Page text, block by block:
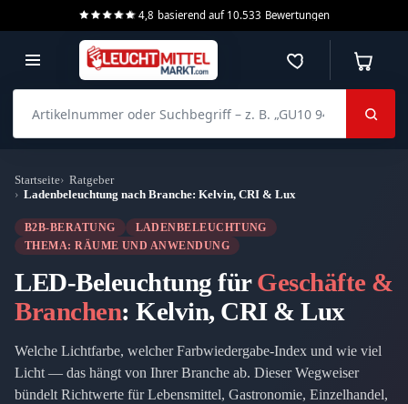
4,8 basierend auf 10.533 Bewertungen
Merkzettel
Startseite
Ratgeber
Ladenbeleuchtung nach Branche: Kelvin, CRI & Lux
B2B-BERATUNG
LADENBELEUCHTUNG
THEMA: RÄUME UND ANWENDUNG
LED-Beleuchtung fürGeschäfte &
Branchen: Kelvin, CRI & Lux
Welche Lichtfarbe, welcher Farbwiedergabe-Index und wie viel
Licht — das hängt von Ihrer Branche ab. Dieser Wegweiser
bündelt Richtwerte für Lebensmittel, Gastronomie, Einzelhandel,